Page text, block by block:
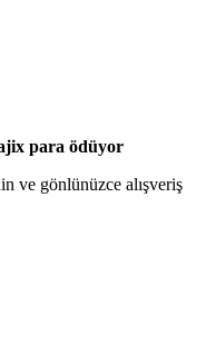
para ödüyor
ve gönlünüzce alışveriş